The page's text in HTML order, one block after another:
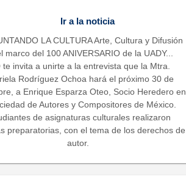
Ir a la noticia
LA CULTURA Arte, Cultura y Difusión
marco del 100 ANIVERSARIO de la UADY...
te invita a unirte a la entrevista que la Mtra.
Rodríguez Ochoa hará el próximo 30 de
a Enrique Esparza Oteo, Socio Heredero en
de Autores y Compositores de México.
de asignaturas culturales realizaron
preparatorias, con el tema de los derechos de
autor.